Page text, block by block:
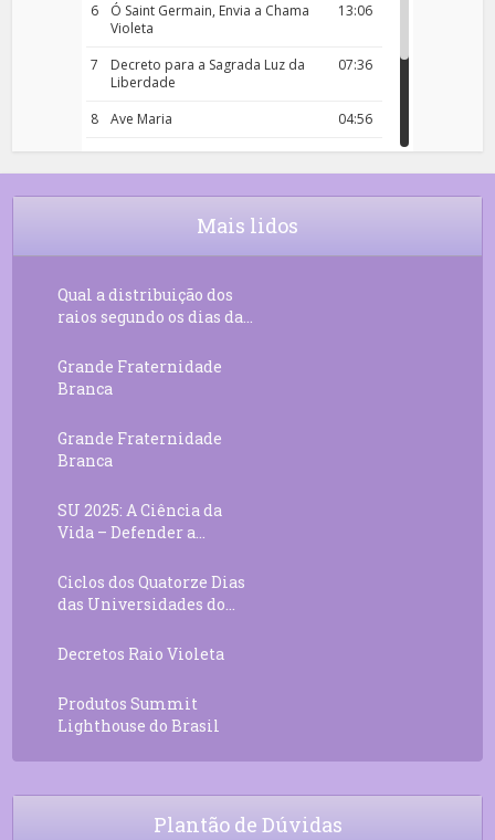
6
13:06
Ó Saint Germain, Envia a Chama
Violeta
7
07:36
Decreto para a Sagrada Luz da
Liberdade
8
04:56
Ave Maria
9
18:00
Rosário da Criança
10
04:43
Decreto 50.03 – Diante da Vossa
Mais lidos
Qual a distribuição dos
raios segundo os dias da...
Grande Fraternidade
Branca
Grande Fraternidade
Branca
SU 2025: A Ciência da
Vida – Defender a...
Ciclos dos Quatorze Dias
das Universidades do...
Decretos Raio Violeta
Produtos Summit
Lighthouse do Brasil
Plantão de Dúvidas